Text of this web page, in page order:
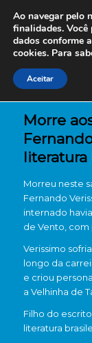
Morre
literatura
Morreu neste
Fernando
internado
de Vento, com
Verissimo
longo da
e criou
a Velhinha de
Filho do
literatura
Ao navegar pelo
finalidades. Você
dados conforme
cookies. Para
Aceitar